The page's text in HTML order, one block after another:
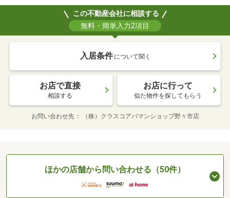
この不動産会社に相談する
無料・簡単入力2項目
入居条件 について聞く
お店で直接
相談する
お店に行って
似た物件を探してもらう
お問い合わせ先 （株）クラスコアパマンショップ野々市店
ほかの店舗から問い合わせる（50件）